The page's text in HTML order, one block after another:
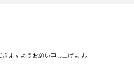
ますようお願い申し上げます。